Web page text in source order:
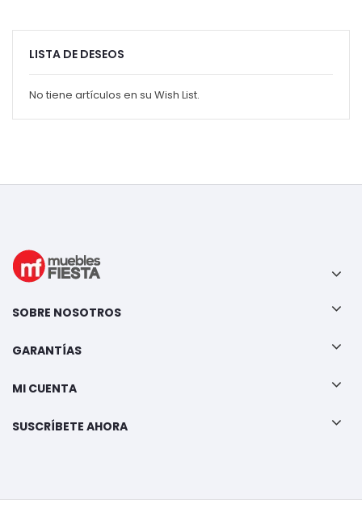
LISTA DE DESEOS
No tiene artículos en su Wish List.
SOBRE NOSOTROS
GARANTÍAS
MI CUENTA
SUSCRÍBETE AHORA